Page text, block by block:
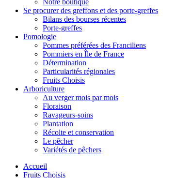
Notre boutique
Se procurer des greffons et des porte-greffes
Bilans des bourses récentes
Porte-greffes
Pomologie
Pommes préférées des Franciliens
Pommiers en Île de France
Détermination
Particularités régionales
Fruits Choisis
Arboriculture
Au verger mois par mois
Floraison
Ravageurs-soins
Plantation
Récolte et conservation
Le pêcher
Variétés de pêchers
Accueil
Fruits Choisis